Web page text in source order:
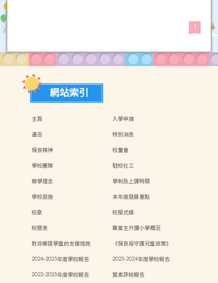
1
網站索引
主頁
入學申請
通告
特別消息
保良精神
校董會
學校團隊
駐校社工
辦學理念
學制及上課時間
學校設施
本年度發展重點
校歌
校服式樣
校曆表
畢業生升讀小學概況
對非華語學童的支援措施
《保良局守護兒童政策》
2024-2025年度學校報告
2023-2024年度學校報告
2022-2023年度學校報告
質素評核報告